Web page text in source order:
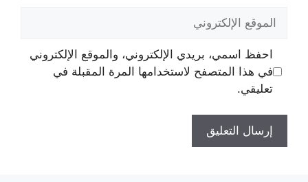
الإلكتروني
احفظ اسمي، بريدي الإلكتروني، والموقع الإلكتروني
في هذا المتصفح لاستخدامها المرة المقبلة في
تعليقي.